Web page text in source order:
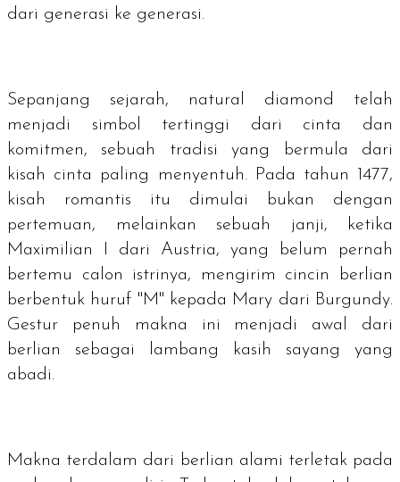
dari generasi ke generasi.
Sepanjang sejarah, natural diamond telah
menjadi simbol tertinggi dari cinta dan
komitmen, sebuah tradisi yang bermula dari
kisah cinta paling menyentuh. Pada tahun 1477,
kisah romantis itu dimulai bukan dengan
pertemuan, melainkan sebuah janji, ketika
Maximilian I dari Austria, yang belum pernah
bertemu calon istrinya, mengirim cincin berlian
berbentuk huruf "M" kepada Mary dari Burgundy.
Gestur penuh makna ini menjadi awal dari
berlian sebagai lambang kasih sayang yang
abadi.
Makna terdalam dari berlian alami terletak pada